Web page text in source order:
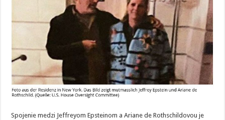
Spojenie medzi Jeffreyom Epsteinom a Ariane de Rothschildovou je